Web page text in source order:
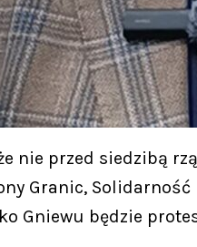
nie przed siedzibą
Granic,
Gniewu będzie